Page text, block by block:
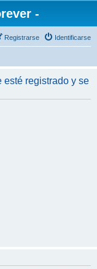
-
Identificarse
Registrarse
esté registrado y se